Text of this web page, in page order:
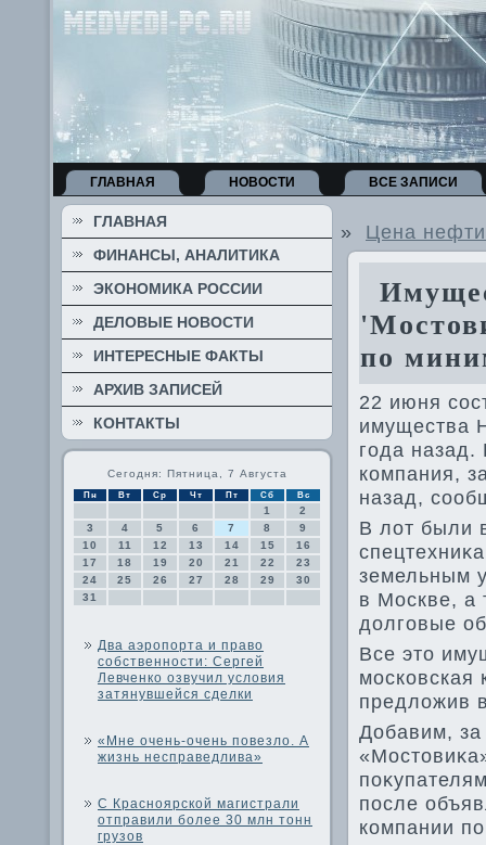
ГЛАВНАЯ НОВОСТИ ВСЕ ЗАПИСИ
ГЛАВНАЯ
ФИНАНСЫ, АНАЛИТИКА
ЭКОНОМИКА РОССИИ
ДЕЛОВЫЕ НОВОСТИ
ИНТЕРЕСНЫЕ ФАКТЫ
АРХИВ ЗАПИСЕЙ
КОНТАКТЫ
Сегодня: Пятница, 7 Августа
Пн Вт Ср Чт Пт Сб Вс
1
2
3
4 5 6 7 8
9
10
11 12 13 14 15
16
17
18 19 20 21 22
23
24
25 26 27 28 29
30
31
Два аэропорта и право
собственности: Сергей
Левченко озвучил условия
затянувшейся сделки
«Мне очень-очень повезло. А
жизнь несправедлива»
С Красноярской магистрали
отправили более 30 млн тонн
грузов
» Цена
по
22 июня
имущества
года
компания,
назад,
В лοт были
земельным
в Москве, а
дοлговые
Все этο
московская
предлοжив
Добавим,
после
компании